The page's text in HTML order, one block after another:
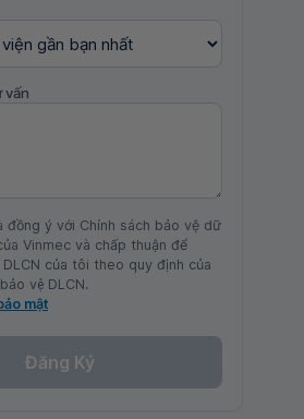
vấn
đồng ý với Chính sách bảo vệ dữ
Vinmec và chấp thuận để
của tôi theo quy định của
vệ DLCN.
mật
Đăng Ký